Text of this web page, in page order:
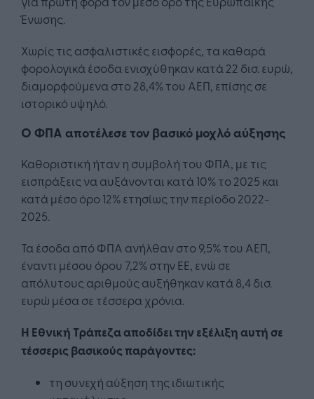
Ένωσης.
Χωρίς τις ασφαλιστικές εισφορές, τα καθαρά
φορολογικά έσοδα ενισχύθηκαν κατά 22 δισ. ευρώ,
διαμορφούμενα στο 28,4% του ΑΕΠ, επίσης σε
ιστορικό υψηλό.
Ο ΦΠΑ αποτέλεσε τον βασικό μοχλό αύξησης
Καθοριστική ήταν η συμβολή του ΦΠΑ, με τις
εισπράξεις να αυξάνονται κατά 10% το 2025 και
κατά μέσο όρο 12% ετησίως την περίοδο 2022-
2025.
Τα έσοδα από ΦΠΑ ανήλθαν στο 9,5% του ΑΕΠ,
έναντι μέσου όρου 7,2% στην ΕΕ, ενώ σε
απόλυτους αριθμούς αυξήθηκαν κατά 8,4 δισ.
ευρώ μέσα σε τέσσερα χρόνια.
Η Εθνική Τράπεζα αποδίδει την εξέλιξη αυτή σε
τέσσερις βασικούς παράγοντες:
τη συνεχή αύξηση της ιδιωτικής